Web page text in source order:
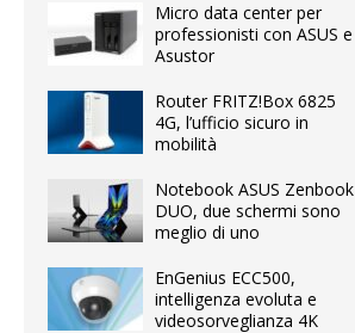
Micro data center per
professionisti con ASUS e
Asustor
Router FRITZ!Box 6825
4G, l’ufficio sicuro in
mobilità
Notebook ASUS Zenbook
DUO, due schermi sono
meglio di uno
EnGenius ECC500,
intelligenza evoluta e
videosorveglianza 4K